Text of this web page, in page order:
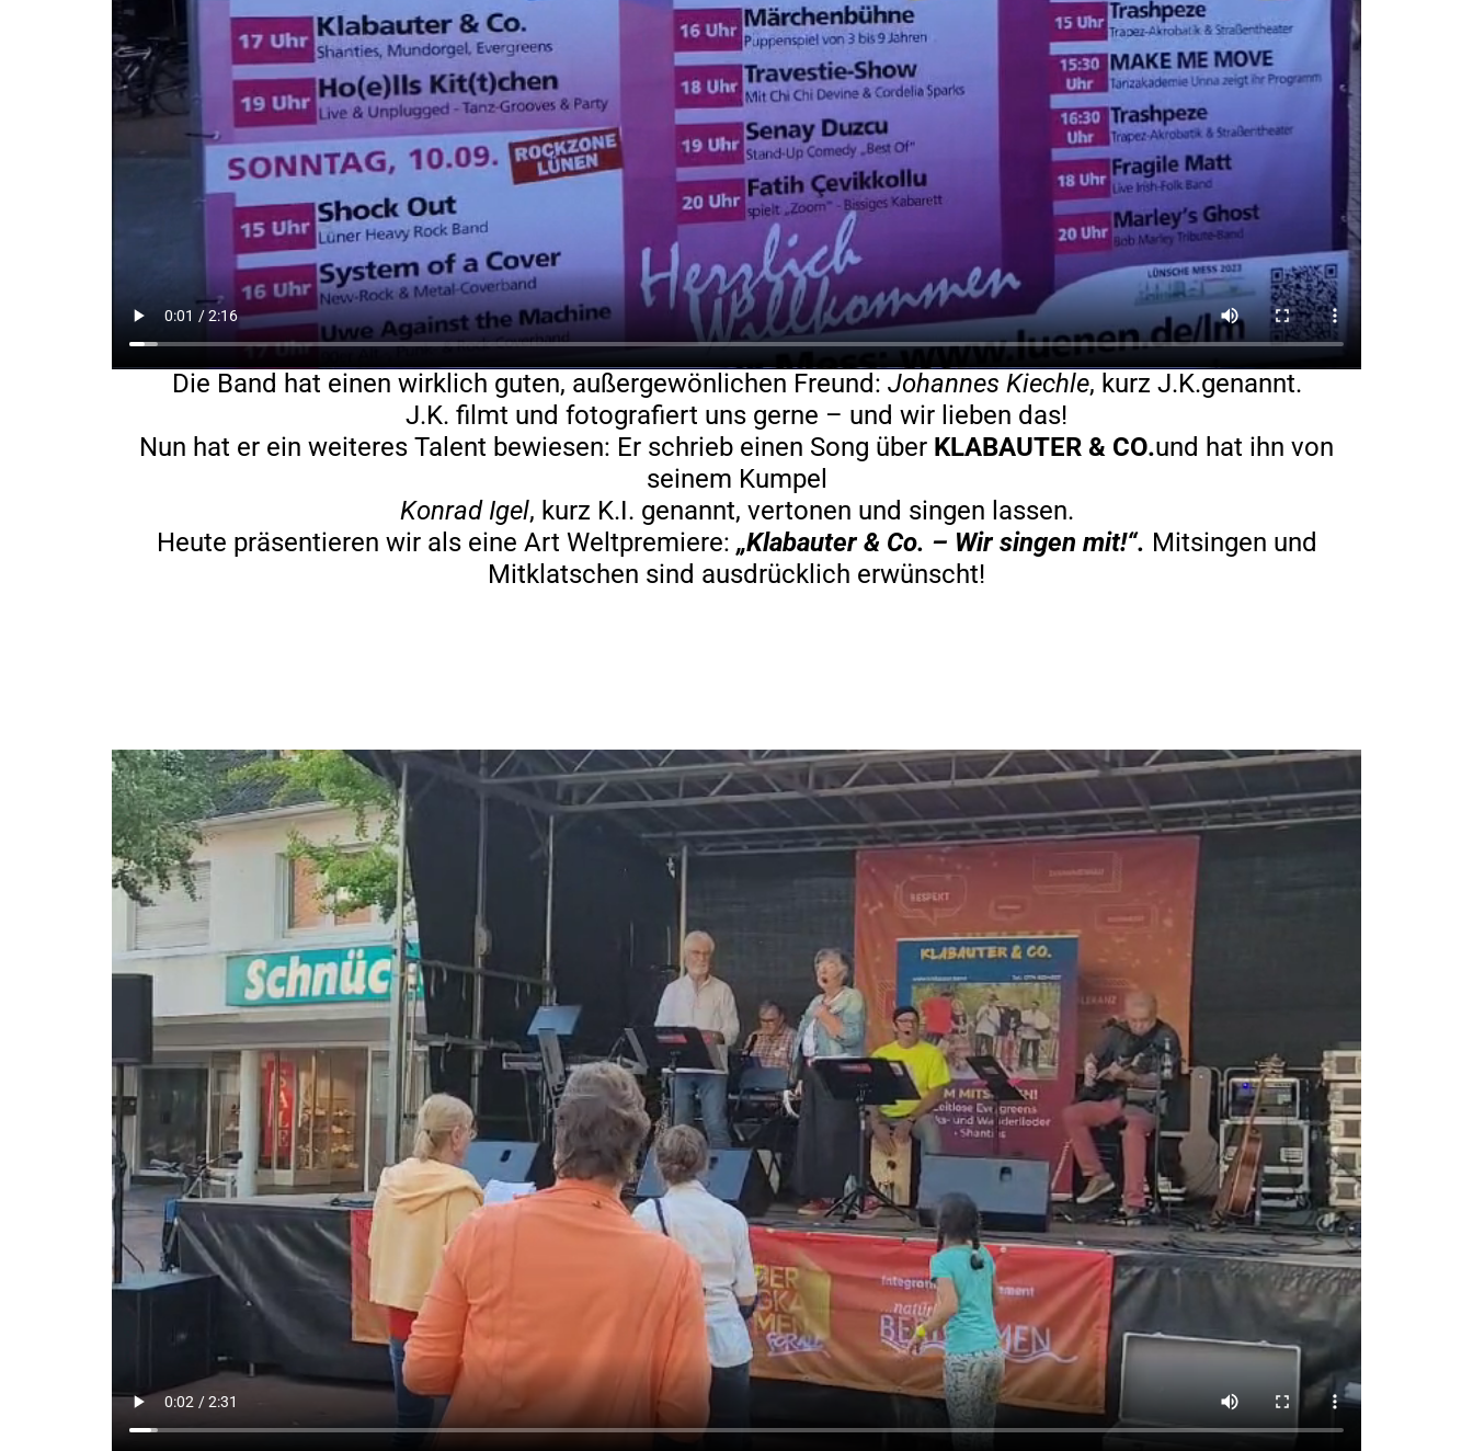
Die Band hat einen wirklich guten, außergewönlichen Freund: Johannes Kiechle, kurz J.K.genannt.
J.K. filmt und fotografiert uns gerne – und wir lieben das!
Nun hat er ein weiteres Talent bewiesen: Er schrieb einen Song über KLABAUTER & CO.und hat ihn von
seinem Kumpel
Konrad Igel, kurz K.I. genannt, vertonen und singen lassen.
Heute präsentieren wir als eine Art Weltpremiere: „Klabauter & Co. – Wir singen mit!“. Mitsingen und
Mitklatschen sind ausdrücklich erwünscht!